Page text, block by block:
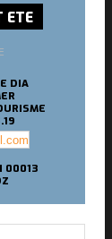
ETE
DIA
00013